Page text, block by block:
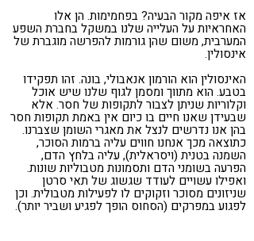
אז איפה מקור הבעיה? בפחמימות. הן אלו
האחראיות על העלייה שלנו במשקל בחברת השפע
המערבית, משום שהן גורמות להפרשה מוגברת של
אינסולין.
האינסולין הוא הורמון אנאבולי, בונה. זהו תפקידו
בטבע. הוא מתווך ומסמן לגוף שלנו שיש אוכל
וקלוריות שניתן לצבור לתקופות של חסר. אלא
שבעידן שאנו חיים בו כיום אין באמת תקופות חסר
בהן אנו נדרשים לנצל את מאגרי השומן שצברנו.
כתוצאה מכך אנחנו חווים עליה ברמות הסוכר,
השמנה בטנית (ויסראלית), עליה בלחץ הדם,
הפרעה בשומני הדם ותסמונות מטבוליות שונות.
ואפילו עשויים לעודד שגשוג של תאי סרטן
שניזונים מסוכר וזקוקים לו לפעילות מטבולית. וכן
לפגוע במפרקים (הסחוס הופך לפגיע ושביר יותר).